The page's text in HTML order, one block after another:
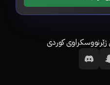
ژێرنووسکراوی کوردی